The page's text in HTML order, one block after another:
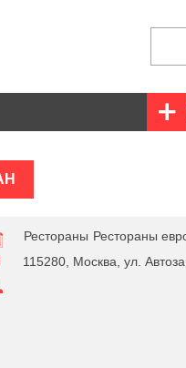
Рестораны Рестораны
115280, Москва, ул.